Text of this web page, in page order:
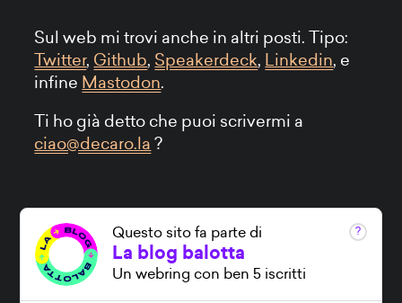
Sul web mi trovi anche in altri posti. Tipo:
Twitter, Github, Speakerdeck, Linkedin, e
infine Mastodon.
Ti ho già detto che puoi scrivermi a
ciao@decaro.la ?